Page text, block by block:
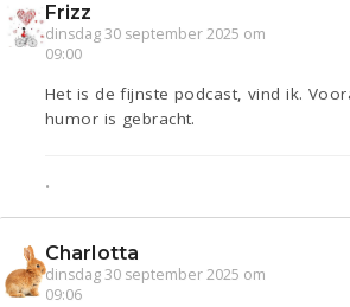
Frizz
dinsdag 30 september 2025 om
09:00
Het is de fijnste podcast, vind ik.
humor is gebracht.
•
Charlotta
dinsdag 30 september 2025 om
09:06